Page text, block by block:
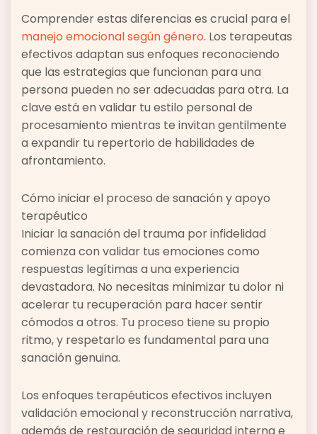
Comprender estas diferencias es crucial para el
manejo emocional según género. Los terapeutas
efectivos adaptan sus enfoques reconociendo
que las estrategias que funcionan para una
persona pueden no ser adecuadas para otra. La
clave está en validar tu estilo personal de
procesamiento mientras te invitan gentilmente
a expandir tu repertorio de habilidades de
afrontamiento.
Cómo iniciar el proceso de sanación y apoyo
terapéutico
Iniciar la sanación del trauma por infidelidad
comienza con validar tus emociones como
respuestas legítimas a una experiencia
devastadora. No necesitas minimizar tu dolor ni
acelerar tu recuperación para hacer sentir
cómodos a otros. Tu proceso tiene su propio
ritmo, y respetarlo es fundamental para una
sanación genuina.
Los enfoques terapéuticos efectivos incluyen
validación emocional y reconstrucción narrativa,